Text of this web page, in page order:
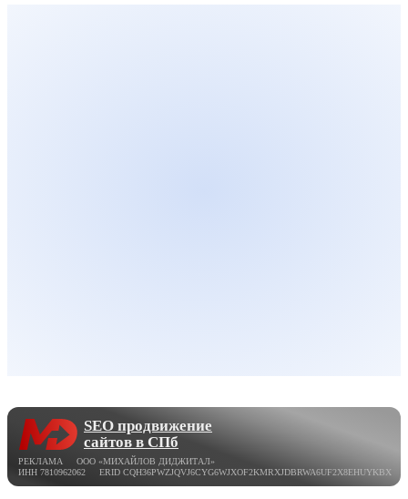
SEO продвижение
сайтов в СПб
РЕКЛАМА ООО «МИХАЙЛОВ ДИДЖИТАЛ»
ИНН 7810962062 ERID CQH36PWZJQVJ6CYG6WJXOF2KMRXJDBRWA6UF2X8EHUYKBX